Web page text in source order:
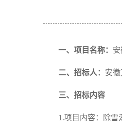
一、项目名称：
二、招标人： 安
三、招标内容
1.项目内容 ：除雪